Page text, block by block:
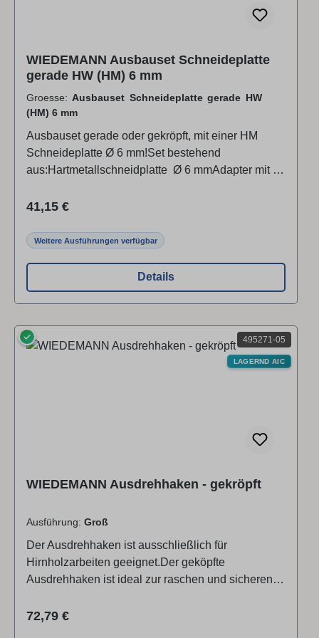
WIEDEMANN Ausbauset Schneideplatte
gerade HW (HM) 6 mm
Groesse: Ausbauset Schneideplatte gerade HW
(HM) 6 mm
Ausbauset gerade oder gekröpft, mit einer HM
Schneideplatte Ø 6 mm!Set bestehend
aus:Hartmetallschneidplatte Ø 6 mmAdapter mit 8
für:die Wiedemann-Haltestangen DWI-UHH13H
UHH13HK (Haltestange Universal 13 mm kurz)Bei
Aufnahmebohrung kann eine Anpassung (kürzen)
des Aufnahmeschafts notwendig seinDie Lieferung
erfolgt ohne Haltestangen!
Regulärer Preis:
41,15 €
Weitere Ausführungen verfügbar
Details
495271-05
✓
LAGERND AIC
WIEDEMANN Ausdrehhaken - gekröpft
Ausführung: Groß
Der Ausdrehhaken ist ausschließlich für
Hirnholzarbeiten geeignet.Der geköpfte
Ausdrehhaken ist ideal zur raschen und sicheren
Gegensatz zu traditionellen Werkzeugen wird
Regulärer Preis:
72,79 €